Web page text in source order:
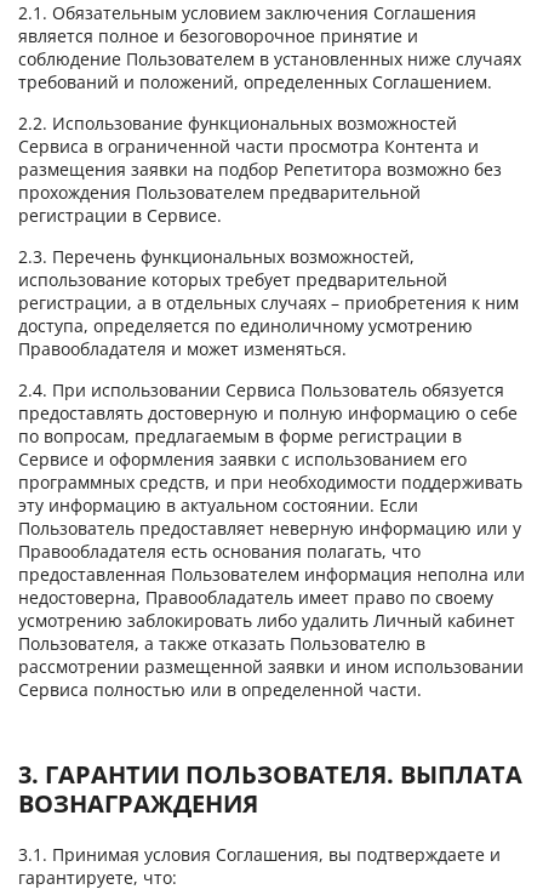
2.1. Обязательным условием заключения Соглашения
является полное и безоговорочное принятие и
соблюдение Пользователем в установленных ниже случаях
требований и положений, определенных Соглашением.
2.2. Использование функциональных возможностей
Сервиса в ограниченной части просмотра Контента и
размещения заявки на подбор Репетитора возможно без
прохождения Пользователем предварительной
регистрации в Сервисе.
2.3. Перечень функциональных возможностей,
использование которых требует предварительной
регистрации, а в отдельных случаях – приобретения к ним
доступа, определяется по единоличному усмотрению
Правообладателя и может изменяться.
2.4. При использовании Сервиса Пользователь обязуется
предоставлять достоверную и полную информацию о себе
по вопросам, предлагаемым в форме регистрации в
Сервисе и оформления заявки с использованием его
программных средств, и при необходимости поддерживать
эту информацию в актуальном состоянии. Если
Пользователь предоставляет неверную информацию или у
Правообладателя есть основания полагать, что
предоставленная Пользователем информация неполна или
недостоверна, Правообладатель имеет право по своему
усмотрению заблокировать либо удалить Личный кабинет
Пользователя, а также отказать Пользователю в
рассмотрении размещенной заявки и ином использовании
Сервиса полностью или в определенной части.
3. ГАРАНТИИ ПОЛЬЗОВАТЕЛЯ. ВЫПЛАТА
ВОЗНАГРАЖДЕНИЯ
3.1. Принимая условия Соглашения, вы подтверждаете и
гарантируете, что: